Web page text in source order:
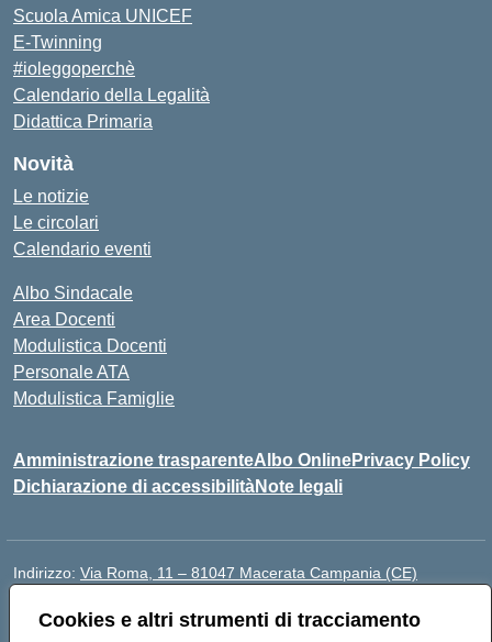
Cookies e altri strumenti di tracciamento
Scuola Amica UNICEF
E-Twinning
#ioleggoperchè
Calendario della Legalità
Didattica Primaria
Novità
Le notizie
Le circolari
Calendario eventi
Albo Sindacale
Area Docenti
Modulistica Docenti
Personale ATA
Modulistica Famiglie
Amministrazione trasparenteAlbo OnlinePrivacy Policy
Dichiarazione di accessibilitàNote legali
Indirizzo: Via Roma, 11 – 81047 Macerata Campania (CE)
Posta elettronica certificata (PEC):ceic88300b@pec.istruzione.it